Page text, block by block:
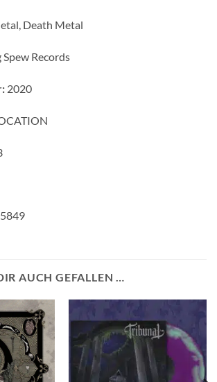
Death Metal
Records
2020
AUCH GEFALLEN …